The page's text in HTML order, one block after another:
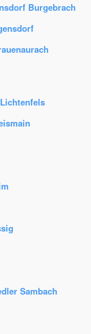
Burgebrach
Sambach